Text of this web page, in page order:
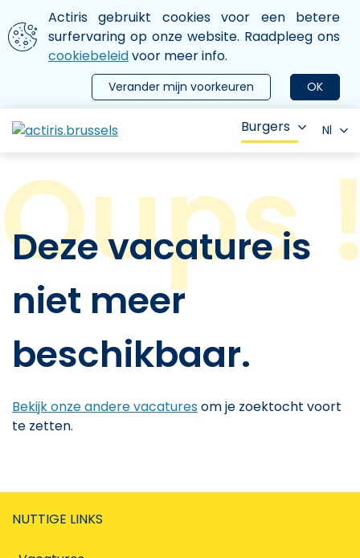
Aller au contenu principal
We gebruiken cookies
Actiris gebruikt cookies voor een betere
surfervaring op onze website. Raadpleeg ons
cookiebeleidvoor meer info.
OK
Verander mijn voorkeuren
le menu
Burgers Nl
Deze vacature is
niet meer
beschikbaar.
Bekijk onze andere vacaturesom je zoektocht voort
te zetten.
NUTTIGE LINKS